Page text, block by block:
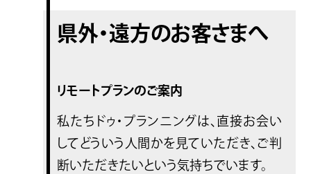
県外・遠方のお客さまへ
リモートプランのご案内
私たちドゥ・プランニングは、直接お会い
してどういう人間かを見ていただき、ご判
断いただきたいという気持ちでいます。